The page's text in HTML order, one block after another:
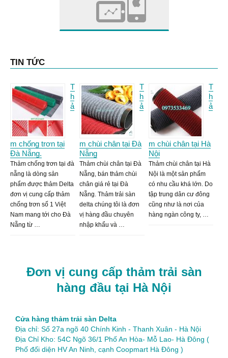
TIN TỨC
T
h
ả
m chống trơn tại
Đà Nẵng.
Thảm chống trơn tại đà
nẵng là dòng sản
phẩm được thảm Delta
đơn vị cung cấp thảm
chống trơn số 1 Việt
Nam mang tới cho Đà
Nẵng từ …
T
h
ả
m chùi chân tại Đà
Nẵng
Thảm chùi chân tại Đà
Nẵng, bán thảm chùi
chân giá rẻ tại Đà
Nẵng. Thảm trải sàn
delta chúng tôi là đơn
vị hàng đầu chuyên
nhập khẩu và …
T
h
ả
m chùi chân tại Hà
Nội
Thảm chùi chân tại Hà
Nội là một sản phẩm
có nhu cầu khá lớn. Do
tập trung dân cư đông
cũng như là nơi của
hàng ngàn công ty, …
Đơn vị cung cấp thảm trải sàn
hàng đầu tại Hà Nội
Cửa hàng thảm trải sàn Delta
Địa chỉ: Số 27a ngõ 40 Chính Kinh - Thanh Xuân - Hà Nội
Địa Chỉ Kho: 54C Ngõ 36/1 Phố An Hòa- Mỗ Lao- Hà Đông (
Phố đối diện HV An Ninh, cạnh Coopmart Hà Đông )